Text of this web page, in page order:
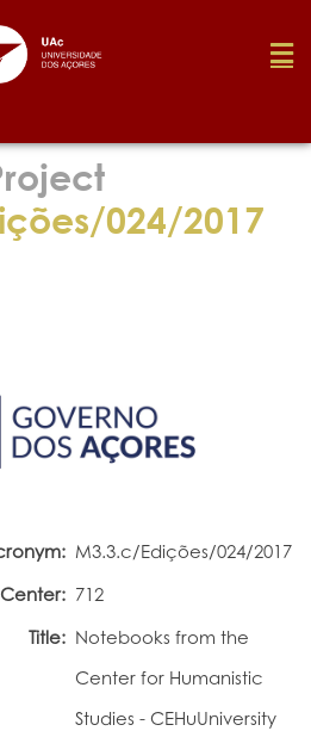
024/2017
M3.3.c/Edições/024/2017
712
Title: Notebooks from the
Center for Humanistic
Studies - CEHuUniversity